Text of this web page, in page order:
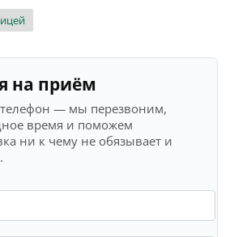
на приём
— мы перезвоним,
время и поможем
ни к чему не обязывает и